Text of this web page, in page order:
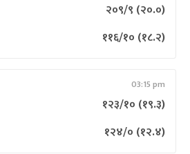
२०९/९ (२०.०)
११६/१० (१८.२)
03:15 pm
१२३/१० (१९.३)
१२४/० (१२.४)